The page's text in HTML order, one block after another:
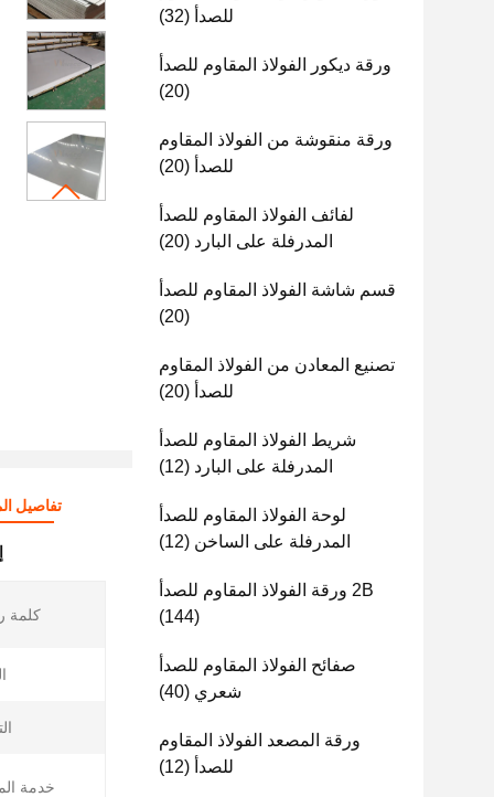
للصدأ (32)
ورقة ديكور الفولاذ المقاوم للصدأ
(20)
ورقة منقوشة من الفولاذ المقاوم
للصدأ (20)
لفائف الفولاذ المقاوم للصدأ
المدرفلة على البارد (20)
قسم شاشة الفولاذ المقاوم للصدأ
(20)
تصنيع المعادن من الفولاذ المقاوم
للصدأ (20)
شريط الفولاذ المقاوم للصدأ
المدرفلة على البارد (12)
لوحة الفولاذ المقاوم للصدأ
المدرفلة على الساخن (12)
2B ورقة الفولاذ المقاوم للصدأ
(144)
صفائح الفولاذ المقاوم للصدأ
شعري (40)
ورقة المصعد الفولاذ المقاوم
للصدأ (12)
تفاصيل
كلمة
خدمة